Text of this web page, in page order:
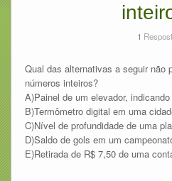
1
Qual das alternativas a seguir não
números inteiros?
A)Painel de um elevador,
B)Termômetro digital em uma
C)Nível de profundidade de uma
D)Saldo de gols em um
E)Retirada de R$ 7,50 de uma